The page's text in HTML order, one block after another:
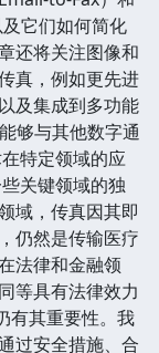
它们如何简化
还将关注图像和
真，例如更先进
及集成到多功能
够与其他数字通
特定领域的应
关键领域的独
域，传真因其即
仍然是传输医疗
法律和金融领
等具有法律效力
有其重要性。我
过安全措施、合